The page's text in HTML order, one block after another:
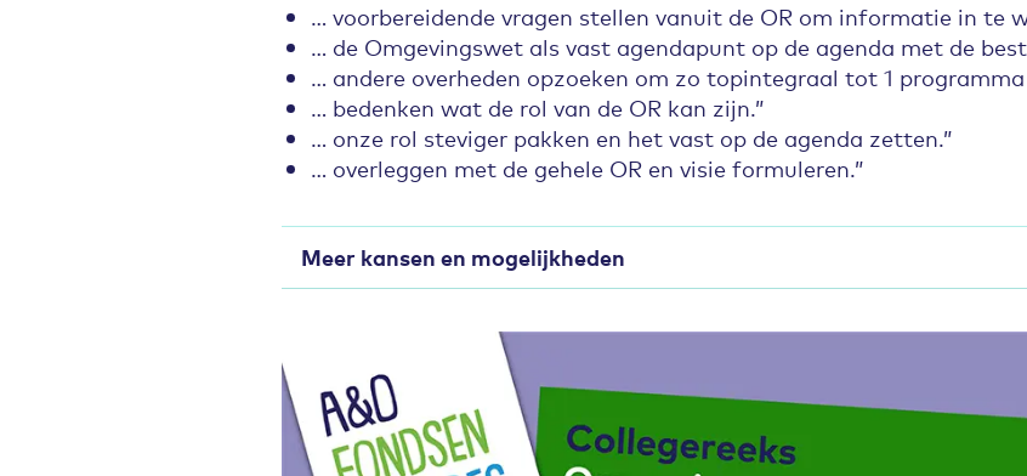
… voorbereidende vragen stellen vanuit de OR om informatie in te
… de Omgevingswet als vast agendapunt op de agenda met de
… andere overheden opzoeken om zo topintegraal tot 1 programma
… bedenken wat de rol van de OR kan zijn.”
… onze rol steviger pakken en het vast op de agenda zetten.”
… overleggen met de gehele OR en visie formuleren.”
Meer kansen en mogelijkheden